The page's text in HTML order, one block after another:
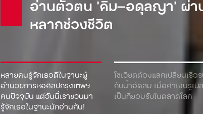
หลายคนรู้จักเธอดีในฐานะผู้
อำนวยการหอศิลปกรุงเทพฯ
คนปัจจุบัน แต่วันนี้เราชวนมา
รู้จักเธอในฐานะนักอ่านกัน!
โซเวียตต้องแลกเปลี่ยนเรือ
กับน้ำอัดลม เมื่อค่าเงินรูเบิ
เป็นที่ยอมรับในตลาดโลก
Pepsi: น้ำอัดลมเจ้าแรกที่
ขายเรือดำน้ำเพื่อแลกกับเ